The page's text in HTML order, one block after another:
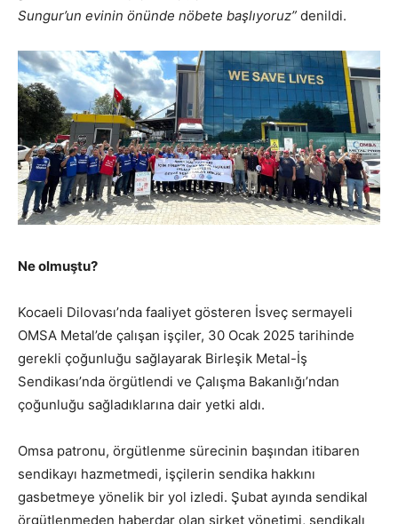
Sungur’un evinin önünde nöbete başlıyoruz” denildi.
Ne olmuştu?
Kocaeli Dilovası’nda faaliyet gösteren İsveç sermayeli
OMSA Metal’de çalışan işçiler, 30 Ocak 2025 tarihinde
gerekli çoğunluğu sağlayarak Birleşik Metal-İş
Sendikası’nda örgütlendi ve Çalışma Bakanlığı’ndan
çoğunluğu sağladıklarına dair yetki aldı.
Omsa patronu, örgütlenme sürecinin başından itibaren
sendikayı hazmetmedi, işçilerin sendika hakkını
gasbetmeye yönelik bir yol izledi. Şubat ayında sendikal
örgütlenmeden haberdar olan şirket yönetimi, sendikalı